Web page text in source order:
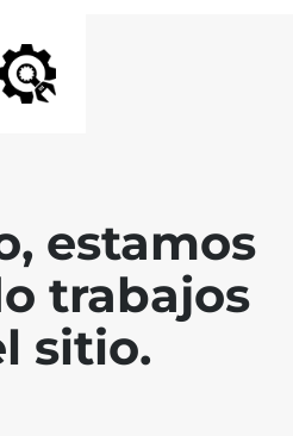
estamos
trabajos
sitio.